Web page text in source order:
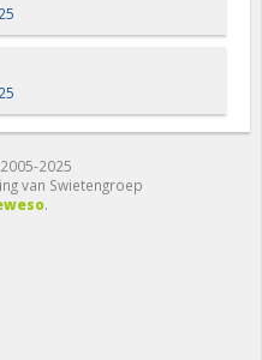
2025
van Swietengroep
.